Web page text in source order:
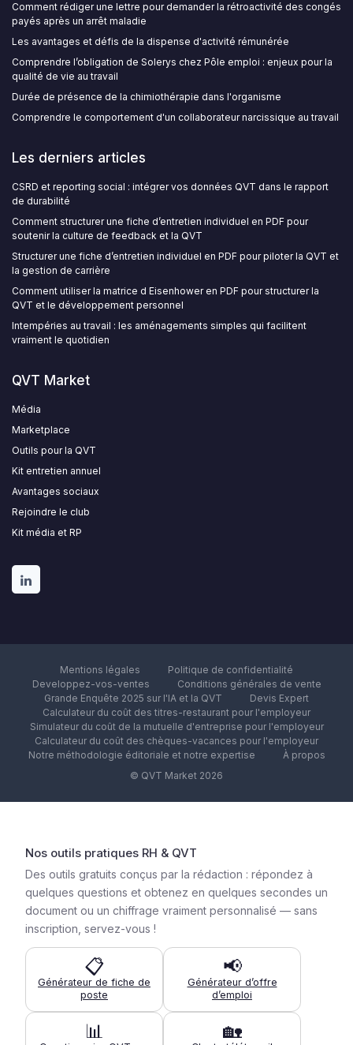
Comment rédiger une lettre pour demander la rétroactivité des congés
payés après un arrêt maladie
Les avantages et défis de la dispense d'activité rémunérée
Comprendre l’obligation de Solerys chez Pôle emploi : enjeux pour la
qualité de vie au travail
Durée de présence de la chimiothérapie dans l'organisme
Comprendre le comportement d'un collaborateur narcissique au travail
Les derniers articles
CSRD et reporting social : intégrer vos données QVT dans le rapport
de durabilité
Comment structurer une fiche d’entretien individuel en PDF pour
soutenir la culture de feedback et la QVT
Structurer une fiche d’entretien individuel en PDF pour piloter la QVT et
la gestion de carrière
Comment utiliser la matrice d Eisenhower en PDF pour structurer la
QVT et le développement personnel
Intempéries au travail : les aménagements simples qui facilitent
vraiment le quotidien
QVT Market
Média
Marketplace
Outils pour la QVT
Kit entretien annuel
Avantages sociaux
Rejoindre le club
Kit média et RP
Mentions légales
Politique de confidentialité
Developpez-vos-ventes
Conditions générales de vente
Grande Enquête 2025 sur l'IA et la QVT
Devis Expert
Calculateur du coût des titres-restaurant pour l'employeur
Simulateur du coût de la mutuelle d'entreprise pour l'employeur
Calculateur du coût des chèques-vacances pour l'employeur
Notre méthodologie éditoriale et notre expertise
À propos
© QVT Market 2026
Nos outils pratiques RH & QVT
Des outils gratuits conçus par la rédaction : répondez à
quelques questions et obtenez en quelques secondes un
document ou un chiffrage vraiment personnalisé — sans
inscription, servez-vous !
📋
Générateur de fiche de
poste
📢
Générateur d’offre
d’emploi
📊 🏡